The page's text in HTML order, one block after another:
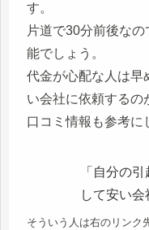
す。
片道で30分前後な
能でしょう。
代金が心配な人は早
い会社に依頼するの
口コミ情報も参考に
「自分の
して安い会
そういう人は右のリンク